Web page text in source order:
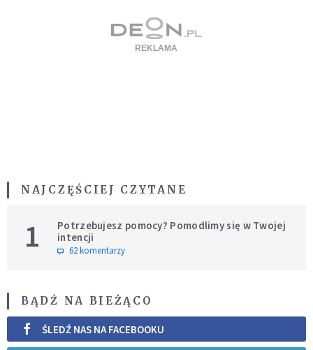
NAJCZĘŚCIEJ CZYTANE
1
Potrzebujesz pomocy? Pomodlimy się w Twojej
intencji
62 komentarzy
BĄDŹ NA BIEŻĄCO
ŚLEDŹ NAS NA FACEBOOKU